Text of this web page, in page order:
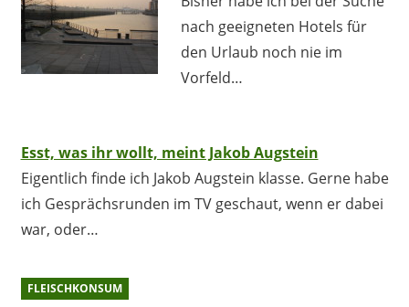
nach geeigneten Hotels für
den Urlaub noch nie im
Vorfeld…
Esst, was ihr wollt, meint Jakob Augstein
Eigentlich finde ich Jakob Augstein klasse. Gerne habe
ich Gesprächsrunden im TV geschaut, wenn er dabei
war, oder…
FLEISCHKONSUM